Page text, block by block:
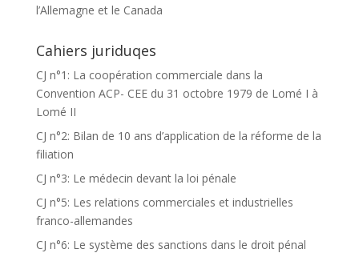
l’Allemagne et le Canada
Cahiers juriduqes
CJ n°1: La coopération commerciale dans la
Convention ACP- CEE du 31 octobre 1979 de Lomé I à
Lomé II
CJ n°2: Bilan de 10 ans d’application de la réforme de la
filiation
CJ n°3: Le médecin devant la loi pénale
CJ n°5: Les relations commerciales et industrielles
franco-allemandes
CJ n°6: Le système des sanctions dans le droit pénal